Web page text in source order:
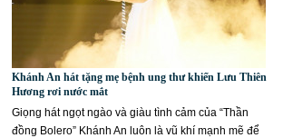
Khánh An hát tặng mẹ bệnh ung thư khiến Lưu Thiên
Hương rơi nước mắt
Giọng hát ngọt ngào và giàu tình cảm của “Thần
đồng Bolero” Khánh An luôn là vũ khí mạnh mẽ để